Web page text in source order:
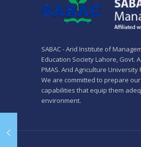
SABAC - Arid Institute of
Education Society Lahore, Govt.
PMAS. Arid Agriculture
We are committed to prepare
capabilities that equip them
environment.